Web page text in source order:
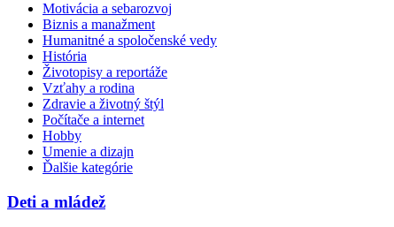
Motivácia a sebarozvoj
Biznis a manažment
Humanitné a spoločenské vedy
História
Životopisy a reportáže
Vzťahy a rodina
Zdravie a životný štýl
Počítače a internet
Hobby
Umenie a dizajn
Ďalšie kategórie
Deti a mládež